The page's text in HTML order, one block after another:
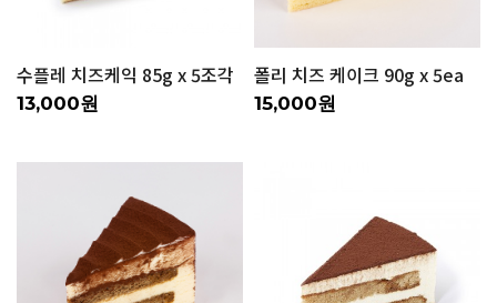
수플레 치즈케익 85g x 5조각
13,000원
폴리 치즈 케이크 90g x 5ea
15,000원